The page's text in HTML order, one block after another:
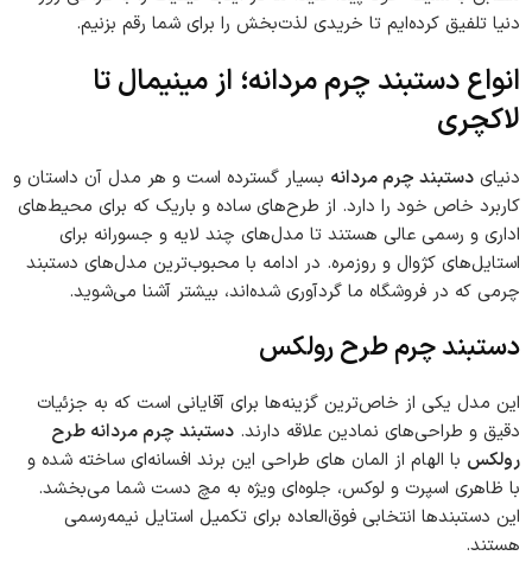
دنیا تلفیق کرده‌ایم تا خریدی لذت‌بخش را برای شما رقم بزنیم.
انواع دستبند چرم مردانه؛ از مینیمال تا
لاکچری
دنیای دستبند چرم مردانه بسیار گسترده است و هر مدل آن داستان و
کاربرد خاص خود را دارد. از طرح‌های ساده و باریک که برای محیط‌های
اداری و رسمی عالی هستند تا مدل‌های چند لایه و جسورانه برای
استایل‌های کژوال و روزمره. در ادامه با محبوب‌ترین مدل‌های دستبند
چرمی که در فروشگاه ما گردآوری شده‌اند، بیشتر آشنا می‌شوید.
دستبند چرم طرح رولکس
این مدل یکی از خاص‌ترین گزینه‌ها برای آقایانی است که به جزئیات
دقیق و طراحی‌های نمادین علاقه دارند. دستبند چرم مردانه طرح
رولکس با الهام از المان های طراحی این برند افسانه‌ای ساخته شده و
با ظاهری اسپرت و لوکس، جلوه‌ای ویژه به مچ دست شما می‌بخشد.
این دستبندها انتخابی فوق‌العاده برای تکمیل استایل نیمه‌رسمی
هستند.